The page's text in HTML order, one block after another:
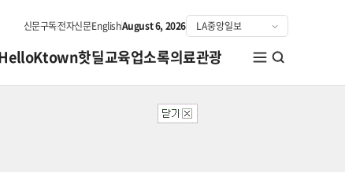
신문구독전자신문EnglishAugust 6, 2026
핫딜교육업소록의료관광